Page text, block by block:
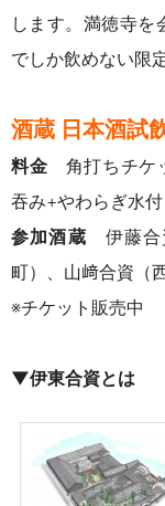
します。満徳寺を
でしか飲めない限
酒蔵 日本酒試
料金 角打ちチケ
吞み+やわらぎ水付
参加酒蔵 伊藤合
町）、山﨑合資（
※チケット販売中
▼伊東合資とは